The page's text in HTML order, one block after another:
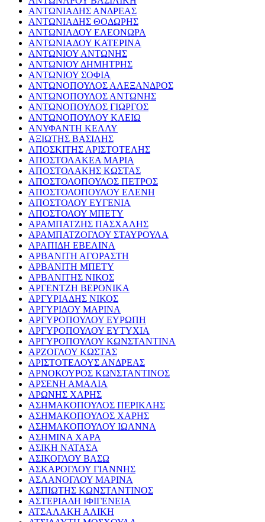
ΑΝΤΩΝΙΑΔΗΣ ΑΝΔΡΕΑΣ
ΑΝΤΩΝΙΑΔΗΣ ΘΟΔΩΡΗΣ
ΑΝΤΩΝΙΑΔΟΥ ΕΛΕΟΝΩΡΑ
ΑΝΤΩΝΙΑΔΟΥ ΚΑΤΕΡΙΝΑ
ΑΝΤΩΝΙΟΥ ΑΝΤΩΝΗΣ
ΑΝΤΩΝΙΟΥ ΔΗΜΗΤΡΗΣ
ΑΝΤΩΝΙΟΥ ΣΟΦΙΑ
ΑΝΤΩΝΟΠΟΥΛΟΣ ΑΛΕΞΑΝΔΡΟΣ
ΑΝΤΩΝΟΠΟΥΛΟΣ ΑΝΤΩΝΗΣ
ΑΝΤΩΝΟΠΟΥΛΟΣ ΓΙΩΡΓΟΣ
ΑΝΤΩΝΟΠΟΥΛΟΥ ΚΛΕΙΩ
ΑΝΥΦΑΝΤΗ ΚΕΛΛΥ
ΑΞΙΩΤΗΣ ΒΑΣΙΛΗΣ
ΑΠΟΣΚΙΤΗΣ ΑΡΙΣΤΟΤΕΛΗΣ
ΑΠΟΣΤΟΛΑΚΕΑ ΜΑΡΙΑ
ΑΠΟΣΤΟΛΑΚΗΣ ΚΩΣΤΑΣ
ΑΠΟΣΤΟΛΟΠΟΥΛΟΣ ΠΕΤΡΟΣ
ΑΠΟΣΤΟΛΟΠΟΥΛΟΥ ΕΛΕΝΗ
ΑΠΟΣΤΟΛΟΥ ΕΥΓΕΝΙΑ
ΑΠΟΣΤΟΛΟΥ ΜΠΕΤΥ
ΑΡΑΜΠΑΤΖΗΣ ΠΑΣΧΑΛΗΣ
ΑΡΑΜΠΑΤΖΟΓΛΟΥ ΣΤΑΥΡΟΥΛΑ
ΑΡΑΠΙΔΗ ΕΒΕΛΙΝΑ
ΑΡΒΑΝΙΤΗ ΑΓΟΡΑΣΤΗ
ΑΡΒΑΝΙΤΗ ΜΠΕΤΥ
ΑΡΒΑΝΙΤΗΣ ΝΙΚΟΣ
ΑΡΓΕΝΤΖΗ ΒΕΡΟΝΙΚΑ
ΑΡΓΥΡΙΑΔΗΣ ΝΙΚΟΣ
ΑΡΓΥΡΙΔΟΥ ΜΑΡΙΝΑ
ΑΡΓΥΡΟΠΟΥΛΟΥ ΕΥΡΩΠΗ
ΑΡΓΥΡΟΠΟΥΛΟΥ ΕΥΤΥΧΙΑ
ΑΡΓΥΡΟΠΟΥΛΟΥ ΚΩΝΣΤΑΝΤΙΝΑ
ΑΡΖΟΓΛΟΥ ΚΩΣΤΑΣ
ΑΡΙΣΤΟΤΕΛΟΥΣ ΑΝΔΡΕΑΣ
ΑΡΝΟΚΟΥΡΟΣ ΚΩΝΣΤΑΝΤΙΝΟΣ
ΑΡΣΕΝΗ ΑΜΑΛΙΑ
ΑΡΩΝΗΣ ΧΑΡΗΣ
ΑΣΗΜΑΚΟΠΟΥΛΟΣ ΠΕΡΙΚΛΗΣ
ΑΣΗΜΑΚΟΠΟΥΛΟΣ ΧΑΡΗΣ
ΑΣΗΜΑΚΟΠΟΥΛΟΥ ΙΩΑΝΝΑ
ΑΣΗΜΙΝΑ ΧΑΡΑ
ΑΣΙΚΗ ΝΑΤΑΣΑ
ΑΣΙΚΟΓΛΟΥ ΒΑΣΩ
ΑΣΚΑΡΟΓΛΟΥ ΓΙΑΝΝΗΣ
ΑΣΛΑΝΟΓΛΟΥ ΜΑΡΙΝΑ
ΑΣΠΙΩΤΗΣ ΚΩΝΣΤΑΝΤΙΝΟΣ
ΑΣΤΕΡΙΑΔΗ ΙΦΙΓΕΝΕΙΑ
ΑΤΣΑΛΑΚΗ ΑΛΙΚΗ